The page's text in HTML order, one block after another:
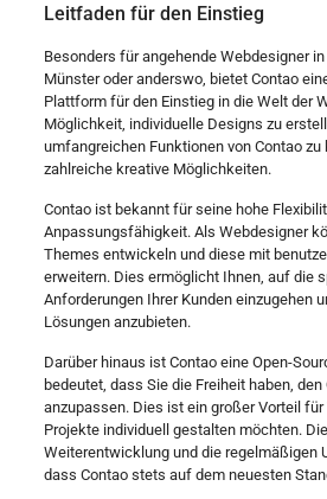
Leitfaden für den Einstieg
Besonders für angehende Webdesigner
Münster oder anderswo, bietet Contao
Plattform für den Einstieg in die Welt der
Möglichkeit, individuelle Designs zu
umfangreichen Funktionen von Contao
zahlreiche kreative Möglichkeiten.
Contao ist bekannt für seine hohe
Anpassungsfähigkeit. Als Webdesigner
Themes entwickeln und diese mit
erweitern. Dies ermöglicht Ihnen, auf die
Anforderungen Ihrer Kunden einzugehen
Lösungen anzubieten.
Darüber hinaus ist Contao eine Open-
bedeutet, dass Sie die Freiheit haben,
anzupassen. Dies ist ein großer Vorteil für
Projekte individuell gestalten möchten.
Weiterentwicklung und die regelmäßigen
dass Contao stets auf dem neuesten